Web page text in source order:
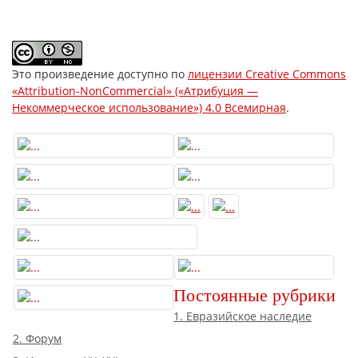
Это произведение доступно по лицензии Creative Commons
«Attribution-NonCommercial» («Атрибуция —
Некоммерческое использование») 4.0 Всемирная.
Постоянные рубрики
1. Евразийское наследие
2. Форум